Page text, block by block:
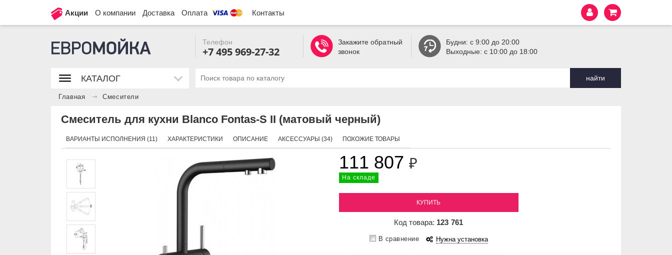
Акции О компании Доставка Оплата Контакты
Телефон
+7 495 969-27-32
Закажите обратный
звонок
Будни: с 9:00 до 20:00
Выходные: с 10:00 до 18:00
найти
КАТАЛОГ
Главная Смесители
Смеситель для кухни Blanco Fontas-S II (матовый черный)
ВАРИАНТЫ ИСПОЛНЕНИЯ (11) ХАРАКТЕРИСТИКИ ОПИСАНИЕ АКСЕССУАРЫ (34) ПОХОЖИЕ ТОВАРЫ
111 807 ₽
На складе
КУПИТЬ
Код товара: 123 761
В сравнение Нужна установка